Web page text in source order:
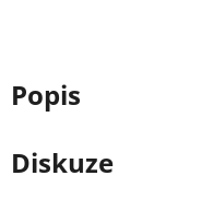
Popis
Diskuze